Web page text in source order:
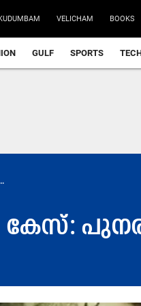
VELICHAM BOOKS
GULF SPORTS